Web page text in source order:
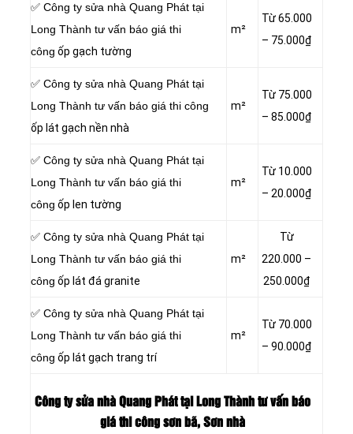
✅ Công ty sửa nhà Quang Phát tại
Long Thành tư vấn báo giá thi
công ốp gạch tường
m²
Từ 65.000
– 75.000₫
✅ Công ty sửa nhà Quang Phát tại
Long Thành tư vấn báo giá thi công
ốp lát gạch nền nhà
m²
Từ 75.000
– 85.000₫
✅ Công ty sửa nhà Quang Phát tại
Long Thành tư vấn báo giá thi
công ốp len tường
m²
Từ 10.000
– 20.000₫
✅ Công ty sửa nhà Quang Phát tại
Long Thành tư vấn báo giá thi
công ốp lát đá granite
m²
Từ
220.000 –
250.000₫
✅ Công ty sửa nhà Quang Phát tại
Long Thành tư vấn báo giá thi
công ốp lát gạch trang trí
m²
Từ 70.000
– 90.000₫
Công ty sửa nhà Quang Phát tại Long Thành tư vấn báo
giá thi công sơn bã, Sơn nhà